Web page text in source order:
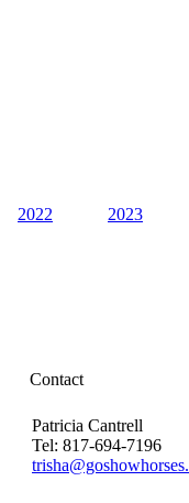
2022 2023
Contact
Patricia Cantrell
Tel: 817-694-7196